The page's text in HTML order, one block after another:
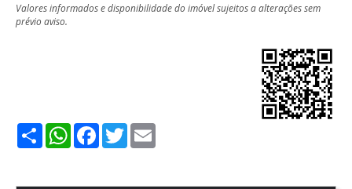
Valores informados e disponibilidade do imóvel sujeitos a alterações sem
prévio aviso.
ShareWhatsApp
Facebook
Twitter